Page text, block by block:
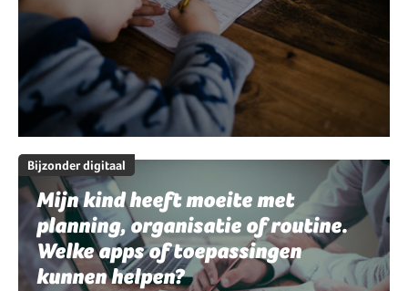
Bijzonder digitaal
Mijn kind heeft moeite met
planning, organisatie of routine.
Welke apps of toepassingen
kunnen helpen?